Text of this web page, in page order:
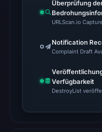
at
does
Überprüfung
URLScan.io
Notification
Complaint Draft
Verfügbarkeit
DestroyList